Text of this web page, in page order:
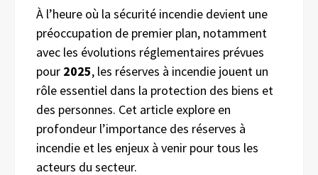
À l’heure où la sécurité incendie devient une
préoccupation de premier plan, notamment
avec les évolutions réglementaires prévues
pour 2025, les réserves à incendie jouent un
rôle essentiel dans la protection des biens et
des personnes. Cet article explore en
profondeur l’importance des réserves à
incendie et les enjeux à venir pour tous les
acteurs du secteur.